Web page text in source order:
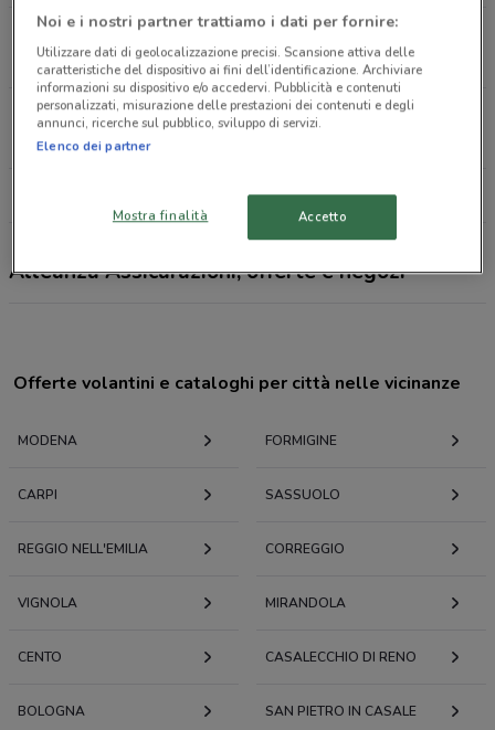
Via D. Dallai, 2/A Carpi
15.6 km
Isolato S. Rocco, 7 Reggio Emilia
24.3 km
Tutti i negozi Alleanza Assicurazioni
Alleanza Assicurazioni, offerte e negozi
Offerte volantini e cataloghi per città nelle vicinanze
MODENA FORMIGINE
CARPI SASSUOLO
REGGIO NELL'EMILIA CORREGGIO
VIGNOLA MIRANDOLA
CENTO CASALECCHIO DI RENO
BOLOGNA SAN PIETRO IN CASALE
Noi e i nostri partner trattiamo i dati per fornire:
Utilizzare dati di geolocalizzazione precisi. Scansione attiva delle
caratteristiche del dispositivo ai fini dell’identificazione. Archiviare
informazioni su dispositivo e/o accedervi. Pubblicità e contenuti
personalizzati, misurazione delle prestazioni dei contenuti e degli
annunci, ricerche sul pubblico, sviluppo di servizi.
Elenco dei partner
Mostra finalità Accetto